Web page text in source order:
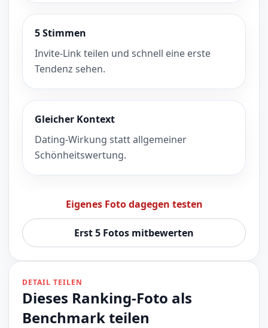
5 Stimmen
Invite-Link teilen und schnell eine erste
Tendenz sehen.
Gleicher Kontext
Dating-Wirkung statt allgemeiner
Schönheitswertung.
Eigenes Foto dagegen testen
Erst 5 Fotos mitbewerten
DETAIL TEILEN
Dieses Ranking-Foto als
Benchmark teilen